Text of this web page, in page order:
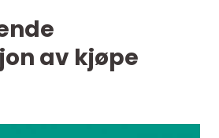
av kjøpe